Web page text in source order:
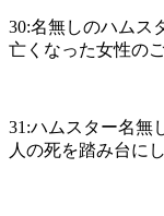
30:名無しのハムス
亡くなった女性の
31:ハムスター名無
人の死を踏み台に